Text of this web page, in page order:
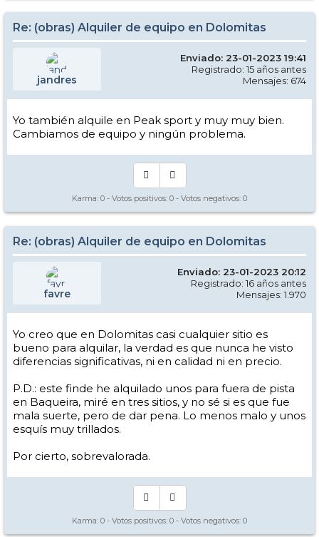
Re: (obras) Alquiler de equipo en Dolomitas
jandres
Enviado: 23-01-2023 19:41
Registrado: 15 años antes
Mensajes: 674
Yo también alquile en Peak sport y muy muy bien.
Cambiamos de equipo y ningún problema.
Karma: 0 - Votos positivos: 0 - Votos negativos: 0
Re: (obras) Alquiler de equipo en Dolomitas
favre
Enviado: 23-01-2023 20:12
Registrado: 16 años antes
Mensajes: 1.970
Yo creo que en Dolomitas casi cualquier sitio es
bueno para alquilar, la verdad es que nunca he visto
diferencias significativas, ni en calidad ni en precio.
P.D.: este finde he alquilado unos para fuera de pista
en Baqueira, miré en tres sitios, y no sé si es que fue
mala suerte, pero de dar pena. Lo menos malo y unos
esquís muy trillados.
Por cierto, sobrevalorada.
Karma: 0 - Votos positivos: 0 - Votos negativos: 0